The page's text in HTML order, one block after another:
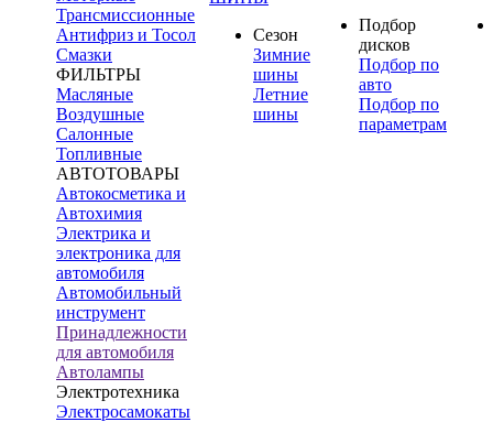
Трансмиссионные
Антифриз и Тосол
Смазки
ФИЛЬТРЫ
Масляные
Воздушные
Салонные
Топливные
АВТОТОВАРЫ
Автокосметика и
Автохимия
Электрика и
электроника для
автомобиля
Автомобильный
инструмент
Принадлежности
для автомобиля
Автолампы
Электротехника
Электросамокаты
Сезон
Зимние
шины
Летние
шины
Подбор
дисков
Подбор по
авто
Подбор по
параметрам